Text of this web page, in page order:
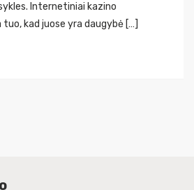
Internetiniai kazino
tuo, kad juose yra daugybė […]